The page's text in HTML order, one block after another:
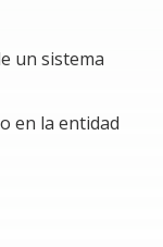
un sistema
en la entidad